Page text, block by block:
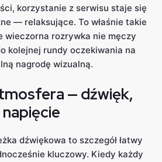
korzystanie z serwisu staje się
— relaksujące. To właśnie takie
wieczorna rozrywka nie męczy
kolejnej rundy oczekiwania na
nagrodę wizualną.
— dźwięk,
dźwiękowa to szczegół łatwy
kluczowy. Kiedy każdy